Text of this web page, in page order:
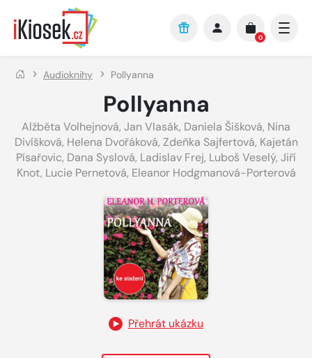
Přejít na hlavní obsah
0
Audioknihy Pollyanna
Pollyanna
Alžběta Volhejnová, Jan Vlasák, Daniela Šišková, Nina
Divíšková, Helena Dvořáková, Zdeňka Sajfertová, Kajetán
Písařovic, Dana Syslová, Ladislav Frej, Luboš Veselý, Jiří
Knot, Lucie Pernetová, Eleanor Hodgmanová-Porterová
Přehrát ukázku